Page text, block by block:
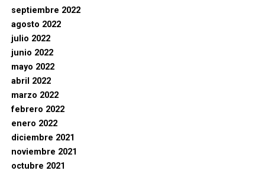
septiembre 2022
agosto 2022
julio 2022
junio 2022
mayo 2022
abril 2022
marzo 2022
febrero 2022
enero 2022
diciembre 2021
noviembre 2021
octubre 2021